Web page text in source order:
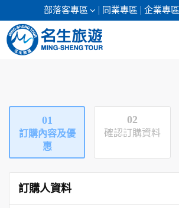
部落客專區 同業專區 企業專區
日本專館
郵輪假期
海島假期
韓國
01
訂購內容及優
惠
02
確認訂購資料
訂購人資料